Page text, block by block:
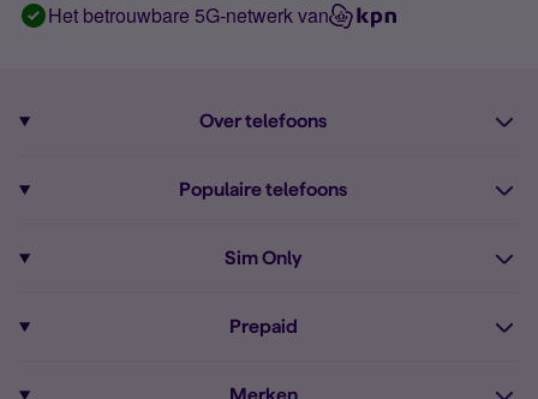
Het betrouwbare 5G-netwerk van
Over telefoons
Alle telefoons
Populaire telefoons
iPhone 16
Sim Only
Prepaid